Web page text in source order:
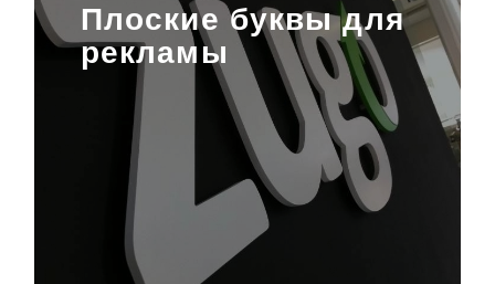
Плоские буквы для
рекламы